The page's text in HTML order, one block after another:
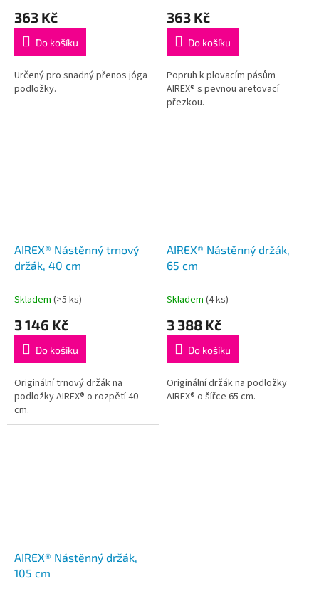
363 Kč
Do košíku
Určený pro snadný přenos jóga
podložky.
363 Kč
Do košíku
Popruh k plovacím pásům
AIREX® s pevnou aretovací
přezkou.
AIREX® Nástěnný trnový
držák, 40 cm
Skladem (>5 ks)
3 146 Kč
Do košíku
Originální trnový držák na
podložky AIREX® o rozpětí 40
cm.
AIREX® Nástěnný držák,
65 cm
Skladem (4 ks)
3 388 Kč
Do košíku
Originální držák na podložky
AIREX® o šířce 65 cm.
AIREX® Nástěnný držák,
105 cm